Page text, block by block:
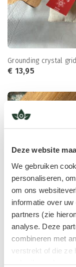
Deze website
We gebruiken
personaliseren,
om ons
informatie over
partners (zie
analyse. Deze
combineren met
verstrekt of die ze
Grounding crystal grid
€ 13,95
HSP crystal grid
€13,95